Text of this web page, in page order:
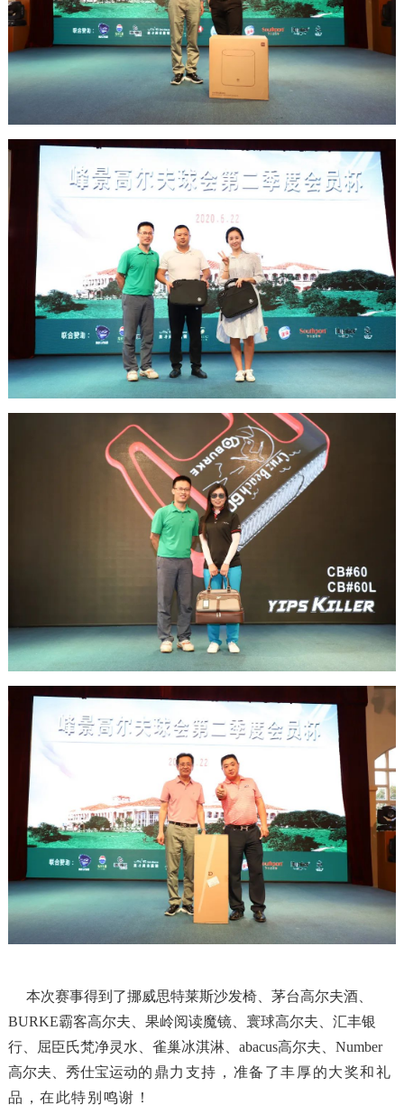
本次赛事得到了挪威思特莱斯沙发椅、茅台高尔夫酒、
BURKE霸客高尔夫、果岭阅读魔镜、寰球高尔夫、汇丰银
行、屈臣氏梵净灵水、雀巢冰淇淋、abacus高尔夫、Number
高尔夫、秀仕宝运动的鼎力支持，准备了丰厚的大奖和礼
品，在此特别鸣谢！